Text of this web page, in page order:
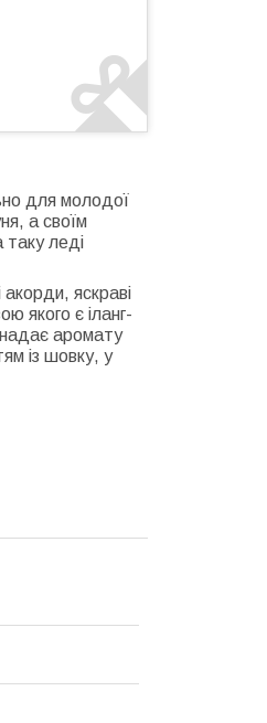
для молодої
а своїм
леді
акорди, яскраві
якого є іланг-
надає аромату
із шовку, у